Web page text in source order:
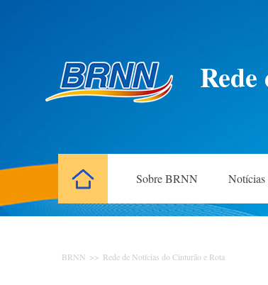
Sobre BRNN
BRNN >> Rede de Notícias do Cinturão e Rota